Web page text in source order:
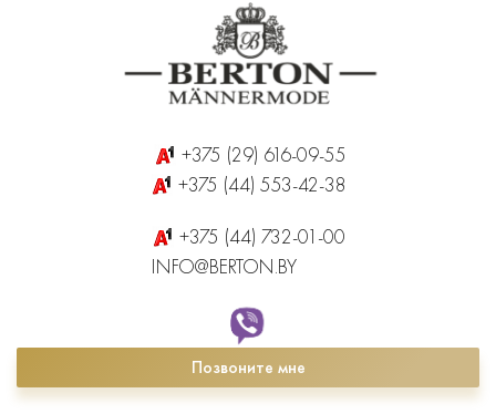
+375 (29) 616-09-55
+375 (44) 553-42-38
+375 (44) 732-01-00
INFO@BERTON.BY
Позвоните мне